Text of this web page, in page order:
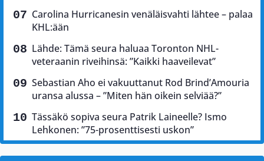
Carolina Hurricanesin venäläisvahti lähtee – palaa
KHL:ään
Lähde: Tämä seura haluaa Toronton NHL-
veteraanin riveihinsä: ”Kaikki haaveilevat”
Sebastian Aho ei vakuuttanut Rod Brind’Amouria
uransa alussa – ”Miten hän oikein selviää?”
Tässäkö sopiva seura Patrik Laineelle? Ismo
Lehkonen: ”75-prosenttisesti uskon”